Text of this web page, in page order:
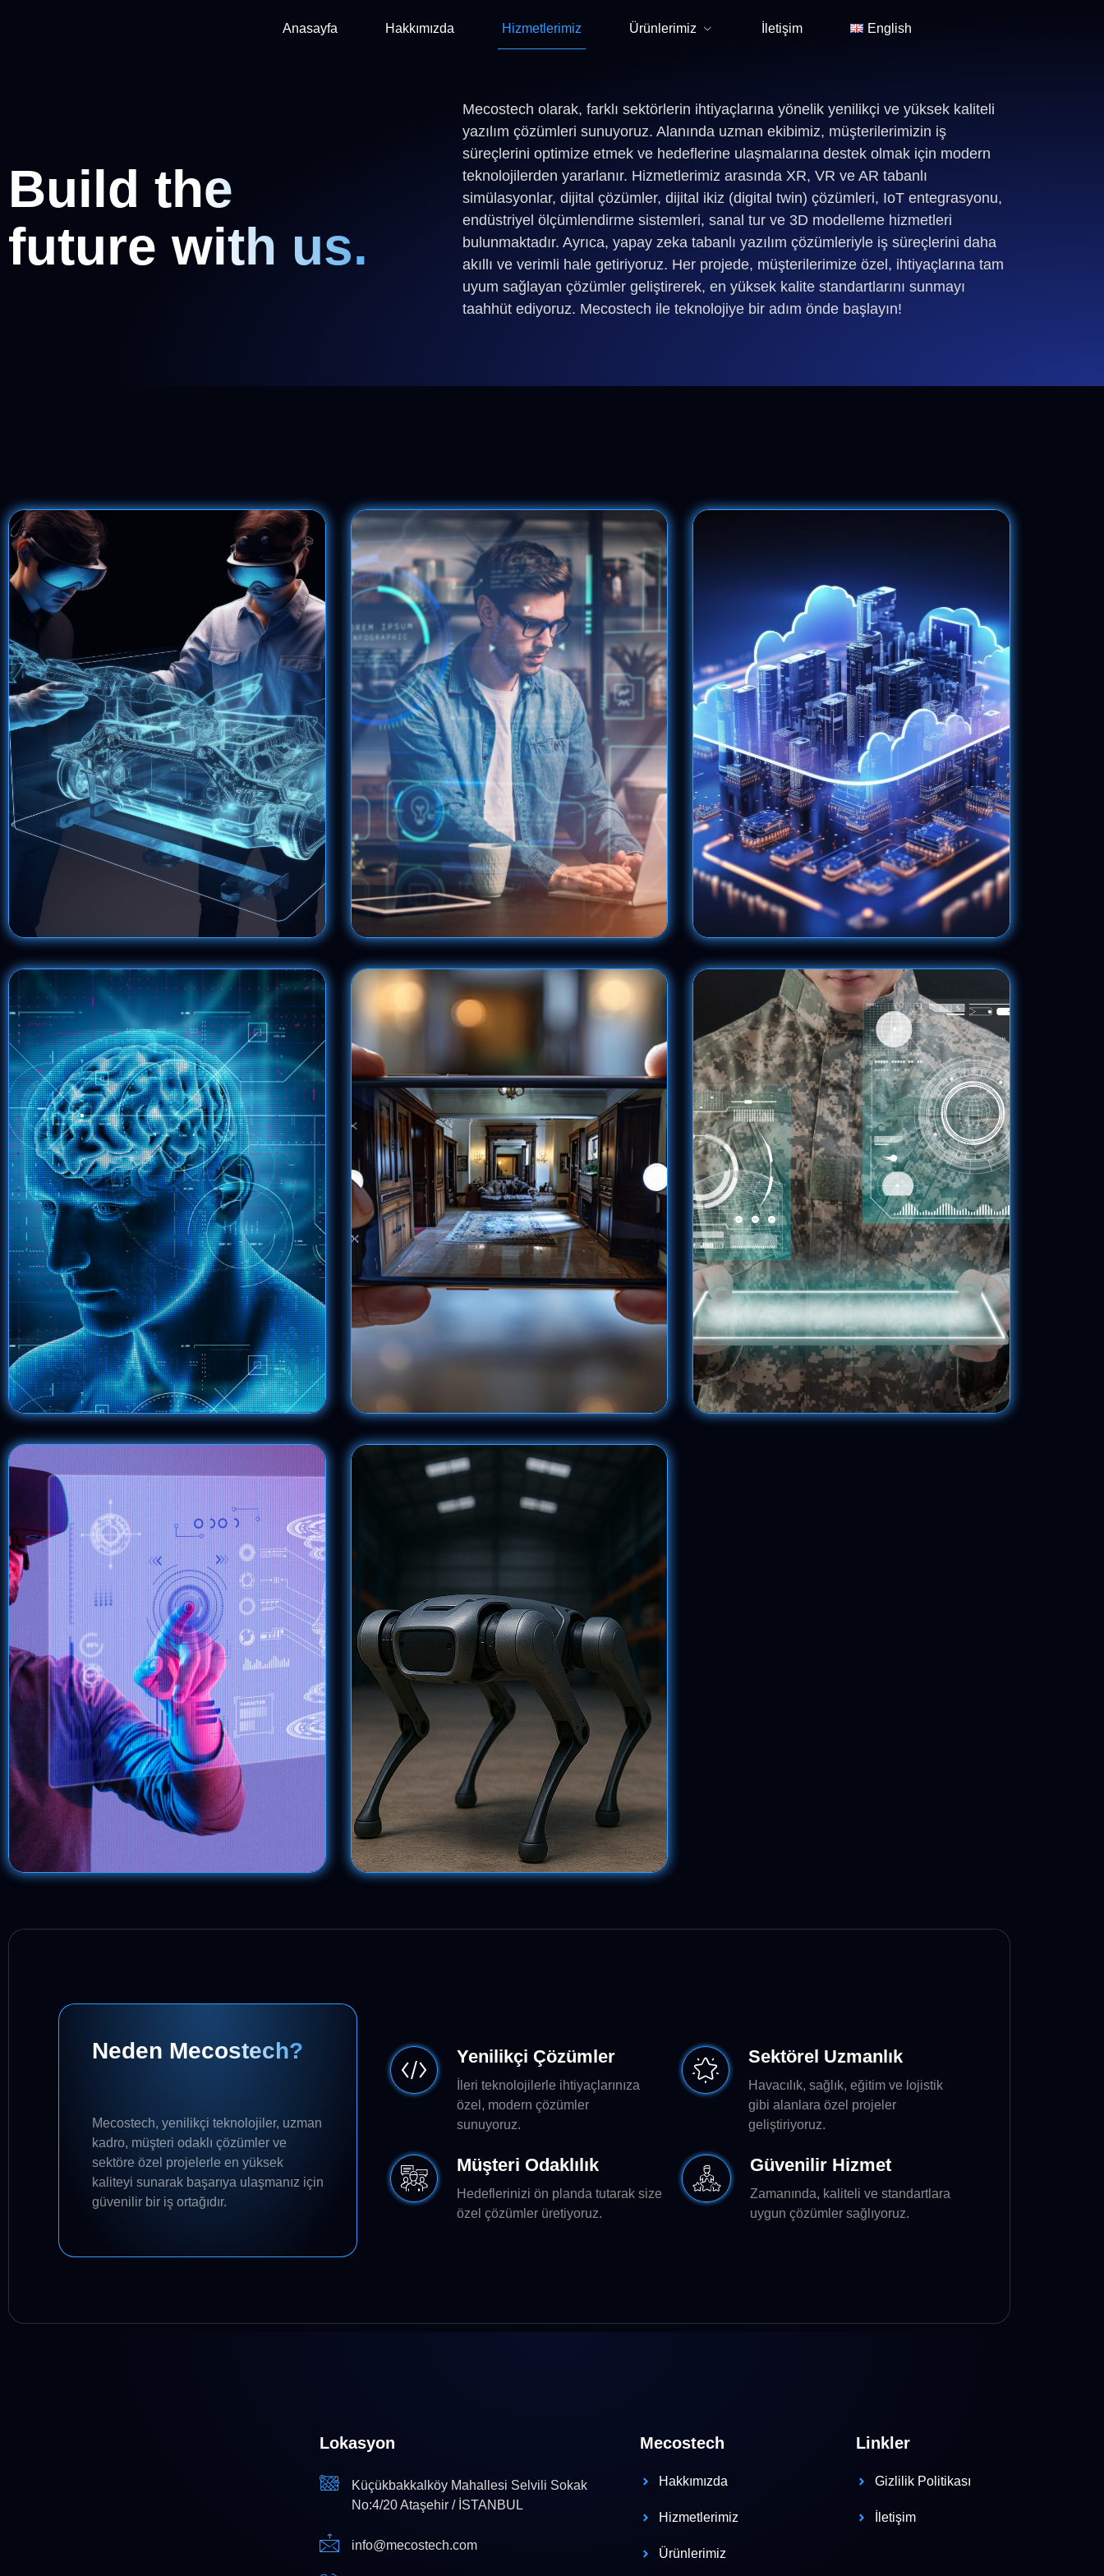
Anasayfa Hakkımızda Hizmetlerimiz Ürünlerimiz İletişim English
Build the
future with us.
Mecostech olarak, farklı sektörlerin ihtiyaçlarına yönelik yenilikçi ve yüksek kaliteli
yazılım çözümleri sunuyoruz. Alanında uzman ekibimiz, müşterilerimizin iş
süreçlerini optimize etmek ve hedeflerine ulaşmalarına destek olmak için modern
teknolojilerden yararlanır. Hizmetlerimiz arasında XR, VR ve AR tabanlı
simülasyonlar, dijital çözümler, dijital ikiz (digital twin) çözümleri, IoT entegrasyonu,
endüstriyel ölçümlendirme sistemleri, sanal tur ve 3D modelleme hizmetleri
bulunmaktadır. Ayrıca, yapay zeka tabanlı yazılım çözümleriyle iş süreçlerini daha
akıllı ve verimli hale getiriyoruz. Her projede, müşterilerimize özel, ihtiyaçlarına tam
uyum sağlayan çözümler geliştirerek, en yüksek kalite standartlarını sunmayı
taahhüt ediyoruz. Mecostech ile teknolojiye bir adım önde başlayın!
Neden Mecostech?
Mecostech, yenilikçi teknolojiler, uzman
kadro, müşteri odaklı çözümler ve
sektöre özel projelerle en yüksek
kaliteyi sunarak başarıya ulaşmanız için
güvenilir bir iş ortağıdır.
Yenilikçi Çözümler
İleri teknolojilerle ihtiyaçlarınıza
özel, modern çözümler
sunuyoruz.
Sektörel Uzmanlık
Havacılık, sağlık, eğitim ve lojistik
gibi alanlara özel projeler
geliştiriyoruz.
Müşteri Odaklılık
Hedeflerinizi ön planda tutarak size
özel çözümler üretiyoruz.
Güvenilir Hizmet
Zamanında, kaliteli ve standartlara
uygun çözümler sağlıyoruz.
Lokasyon
Küçükbakkalköy Mahallesi Selvili Sokak
No:4/20 Ataşehir / İSTANBUL
info@mecostech.com
Mecostech
Hakkımızda
Hizmetlerimiz
Ürünlerimiz
Linkler
Gizlilik Politikası
İletişim